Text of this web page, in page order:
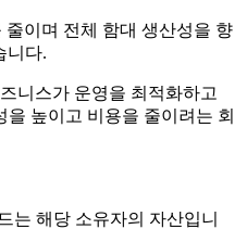
이며 전체 함대 생산성을 향
니다.
니스가 운영을 최적화하고
높이고 비용을 줄이려는 회
는 해당 소유자의 자산입니